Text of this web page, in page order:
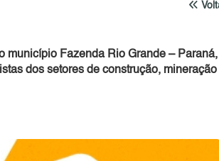
município Fazenda Rio Grande – Paraná,
dos setores de construção, mineração